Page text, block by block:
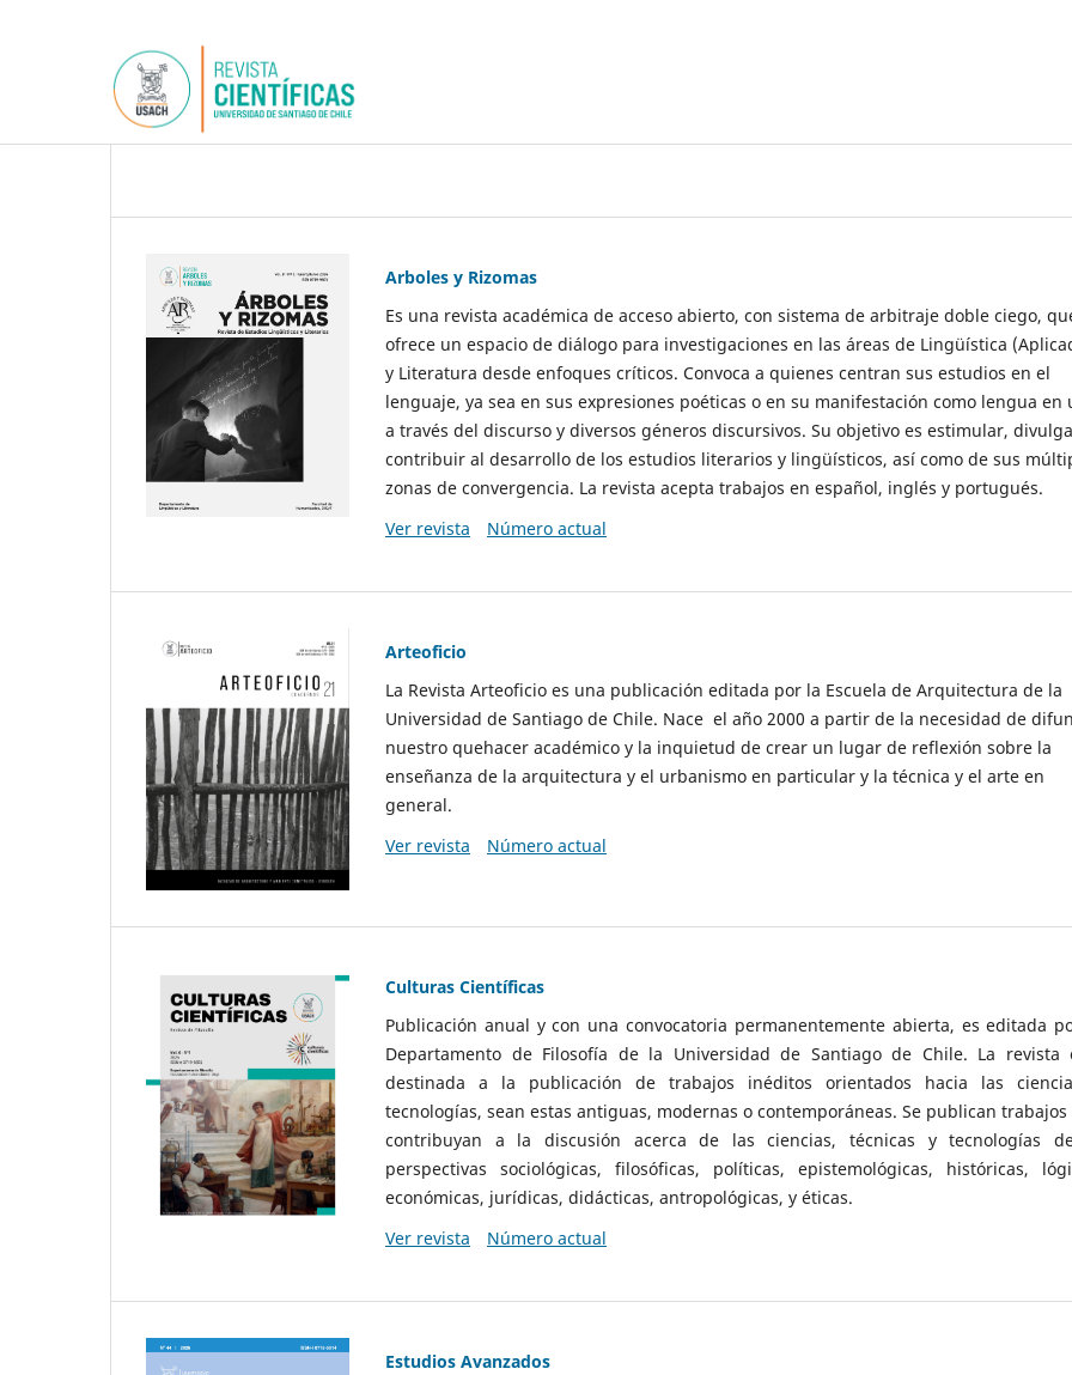
Arboles y Rizomas
Es una revista académica de acceso abierto, con sistema de arbitraje doble ciego,
ofrece un espacio de diálogo para investigaciones en las áreas de Lingüística
y Literatura desde enfoques críticos. Convoca a quienes centran sus estudios en el
lenguaje, ya sea en sus expresiones poéticas o en su manifestación como lengua en
a través del discurso y diversos géneros discursivos. Su objetivo es estimular,
contribuir al desarrollo de los estudios literarios y lingüísticos, así como de sus
zonas de convergencia. La revista acepta trabajos en español, inglés y portugués.
Ver revista
Número actual
Arteoficio
La Revista Arteoficio es una publicación editada por la Escuela de Arquitectura de la
Universidad de Santiago de Chile. Nace el año 2000 a partir de la necesidad de
nuestro quehacer académico y la inquietud de crear un lugar de reflexión sobre la
enseñanza de la arquitectura y el urbanismo en particular y la técnica y el arte en
general.
Ver revista
Número actual
Culturas Científicas
Publicación anual y con una convocatoria permanentemente abierta, es editada
Departamento de Filosofía de la Universidad de Santiago de Chile. La revista
destinada a la publicación de trabajos inéditos orientados hacia las
tecnologías, sean estas antiguas, modernas o contemporáneas. Se publican
contribuyan a la discusión acerca de las ciencias, técnicas y tecnologías
perspectivas sociológicas, filosóficas, políticas, epistemológicas, históricas,
económicas, jurídicas, didácticas, antropológicas, y éticas.
Ver revista
Número actual
Estudios Avanzados